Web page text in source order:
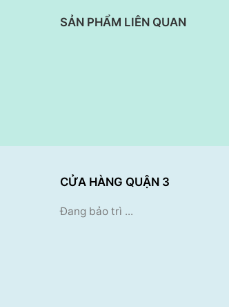
SẢN PHẨM LIÊN QUAN
CỬA HÀNG QUẬN 3
Đang bảo trì ...